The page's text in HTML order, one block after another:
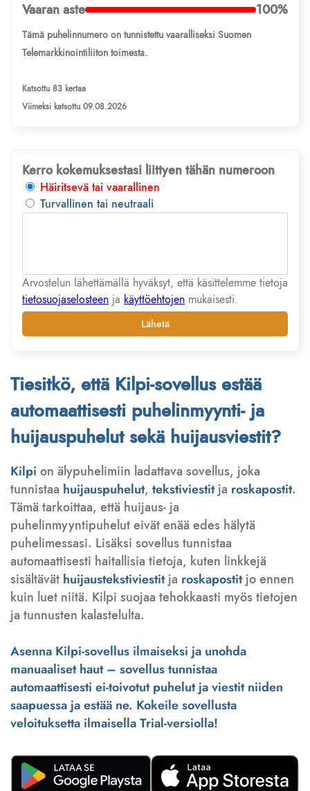
Vaaran aste 100%
Tämä puhelinnumero on tunnistettu vaaralliseksi Suomen
Telemarkkinointiliiton toimesta.
Katsottu 83 kertaa
Viimeksi katsottu 09.08.2026
Kerro kokemuksestasi liittyen tähän numeroon
Häiritsevä tai vaarallinen
Turvallinen tai neutraali
Arvostelun lähettämällä hyväksyt, että käsittelemme tietoja
tietosuojaselosteen ja käyttöehtojen mukaisesti.
Lähetä
Tiesitkö, että Kilpi-sovellus estää
automaattisesti puhelinmyynti- ja
huijauspuhelut sekä huijausviestit?
Kilpi on älypuhelimiin ladattava sovellus, joka
tunnistaa huijauspuhelut, tekstiviestitja roskapostit.
Tämä tarkoittaa, että huijaus- ja
puhelinmyyntipuhelut eivät enää edes hälytä
puhelimessasi. Lisäksi sovellus tunnistaa
automaattisesti haitallisia tietoja, kuten linkkejä
sisältävät huijaustekstiviestitja roskapostitjo ennen
kuin luet niitä. Kilpi suojaa tehokkaasti myös tietojen
ja tunnusten kalastelulta.
Asenna Kilpi-sovellus ilmaiseksi ja unohda
manuaaliset haut – sovellus tunnistaa
automaattisesti ei-toivotut puhelut ja viestit niiden
saapuessa ja estää ne. Kokeile sovellusta
veloituksetta ilmaisella Trial-versiolla!